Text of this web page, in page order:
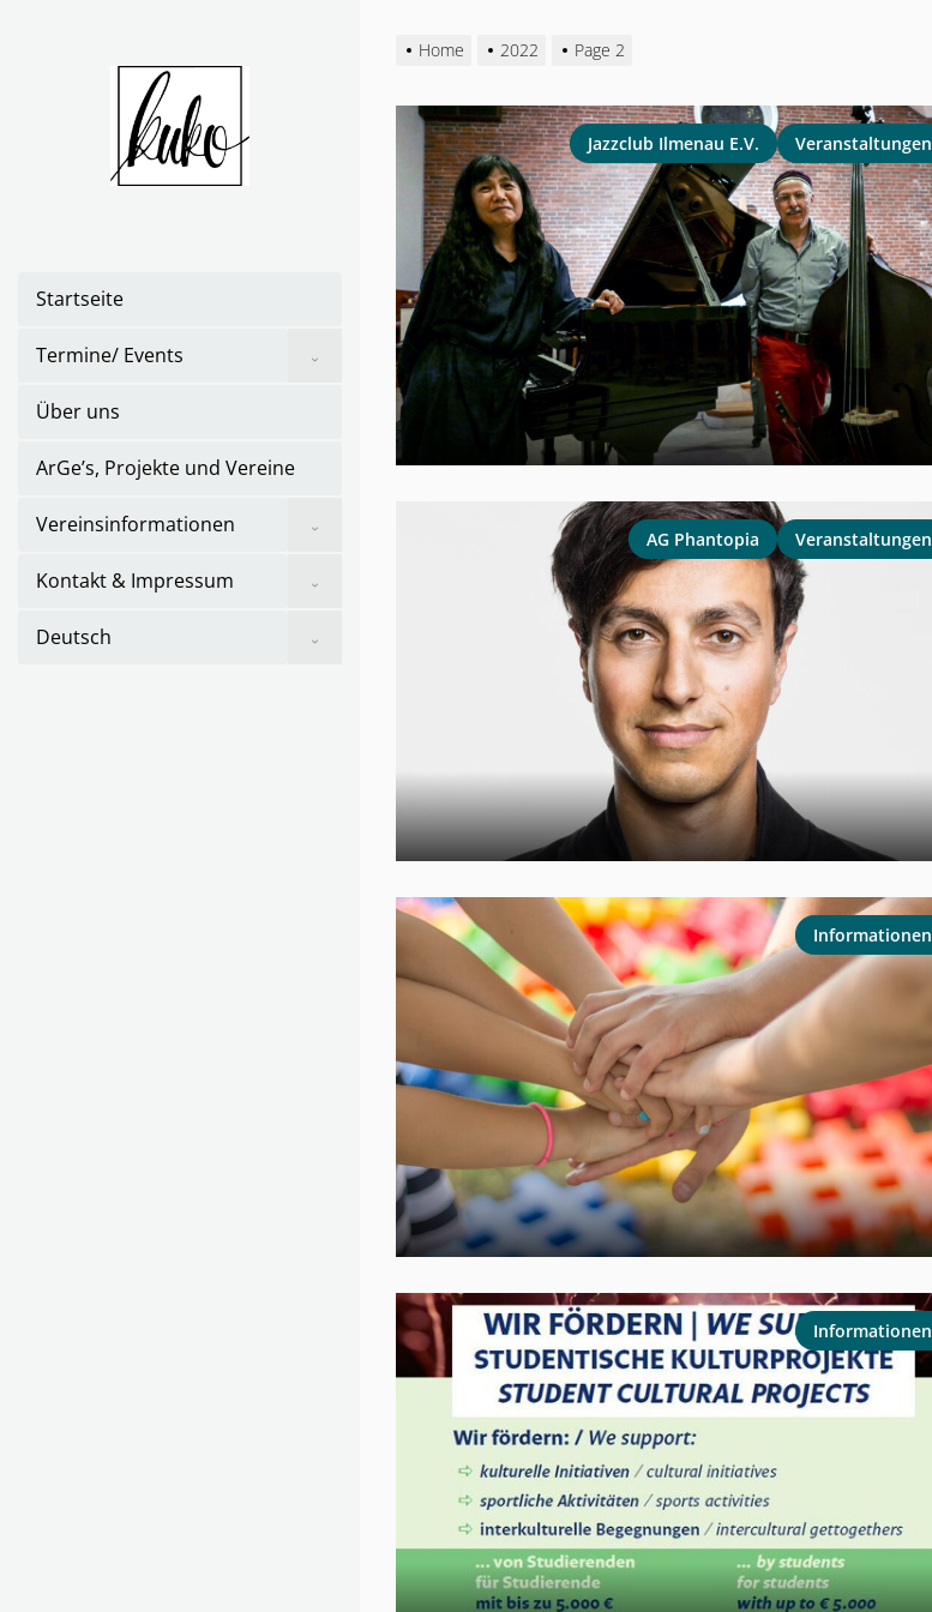
content
Startseite
Termine/ Events Show
Über uns
ArGe’s, Projekte und Vereine
Vereinsinformationen Show
Kontakt & Impressum Show
Deutsch Show
Home 2022 Page 2
Jazzclub Ilmenau E.V. Veranstaltungen
AG Phantopia Veranstaltungen
Informationen
Informationen